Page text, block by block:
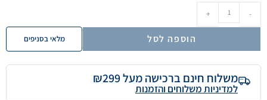
-
+
הוספה לסל מלאי בסניפים
משלוח חינם ברכישה מעל ₪299
למדיניות משלוחים והזמנות